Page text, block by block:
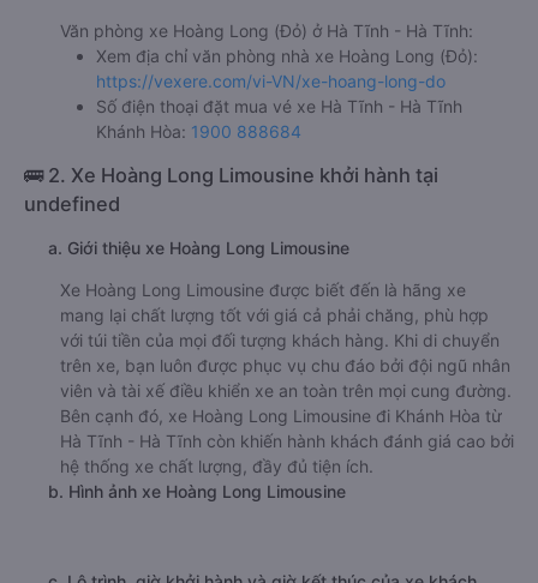
Văn phòng xe Hoàng Long (Đỏ) ở Hà Tĩnh - Hà Tĩnh:
Xem địa chỉ văn phòng nhà xe Hoàng Long (Đỏ):
https://vexere.com/vi-VN/xe-hoang-long-do
Số điện thoại đặt mua vé xe Hà Tĩnh - Hà Tĩnh
Khánh Hòa: 1900 888684
🚌 2. Xe Hoàng Long Limousine khởi hành tại
undefined
a. Giới thiệu xe Hoàng Long Limousine
Xe Hoàng Long Limousine được biết đến là hãng xe
mang lại chất lượng tốt với giá cả phải chăng, phù hợp
với túi tiền của mọi đối tượng khách hàng. Khi di chuyển
trên xe, bạn luôn được phục vụ chu đáo bởi đội ngũ nhân
viên và tài xế điều khiển xe an toàn trên mọi cung đường.
Bên cạnh đó, xe Hoàng Long Limousine đi Khánh Hòa từ
Hà Tĩnh - Hà Tĩnh còn khiến hành khách đánh giá cao bởi
hệ thống xe chất lượng, đầy đủ tiện ích.
b. Hình ảnh xe Hoàng Long Limousine